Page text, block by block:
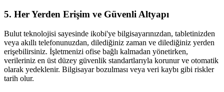
5. Her Yerden Erişim ve Güvenli Altyapı
Bulut teknolojisi sayesinde ikobi'ye bilgisayarınızdan, tabletinizden
veya akıllı telefonunuzdan, dilediğiniz zaman ve dilediğiniz yerden
erişebilirsiniz. İşletmenizi ofise bağlı kalmadan yönetirken,
verileriniz en üst düzey güvenlik standartlarıyla korunur ve otomatik
olarak yedeklenir. Bilgisayar bozulması veya veri kaybı gibi riskler
tarih olur.